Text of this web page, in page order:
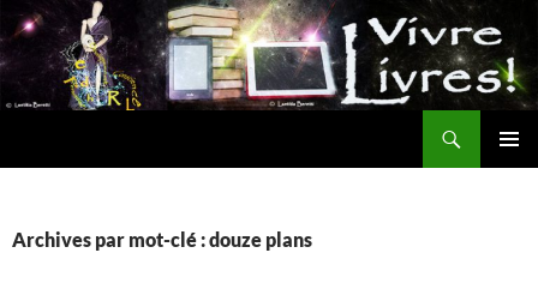
Aller
au
contenu
Archives par mot-clé : douze plans